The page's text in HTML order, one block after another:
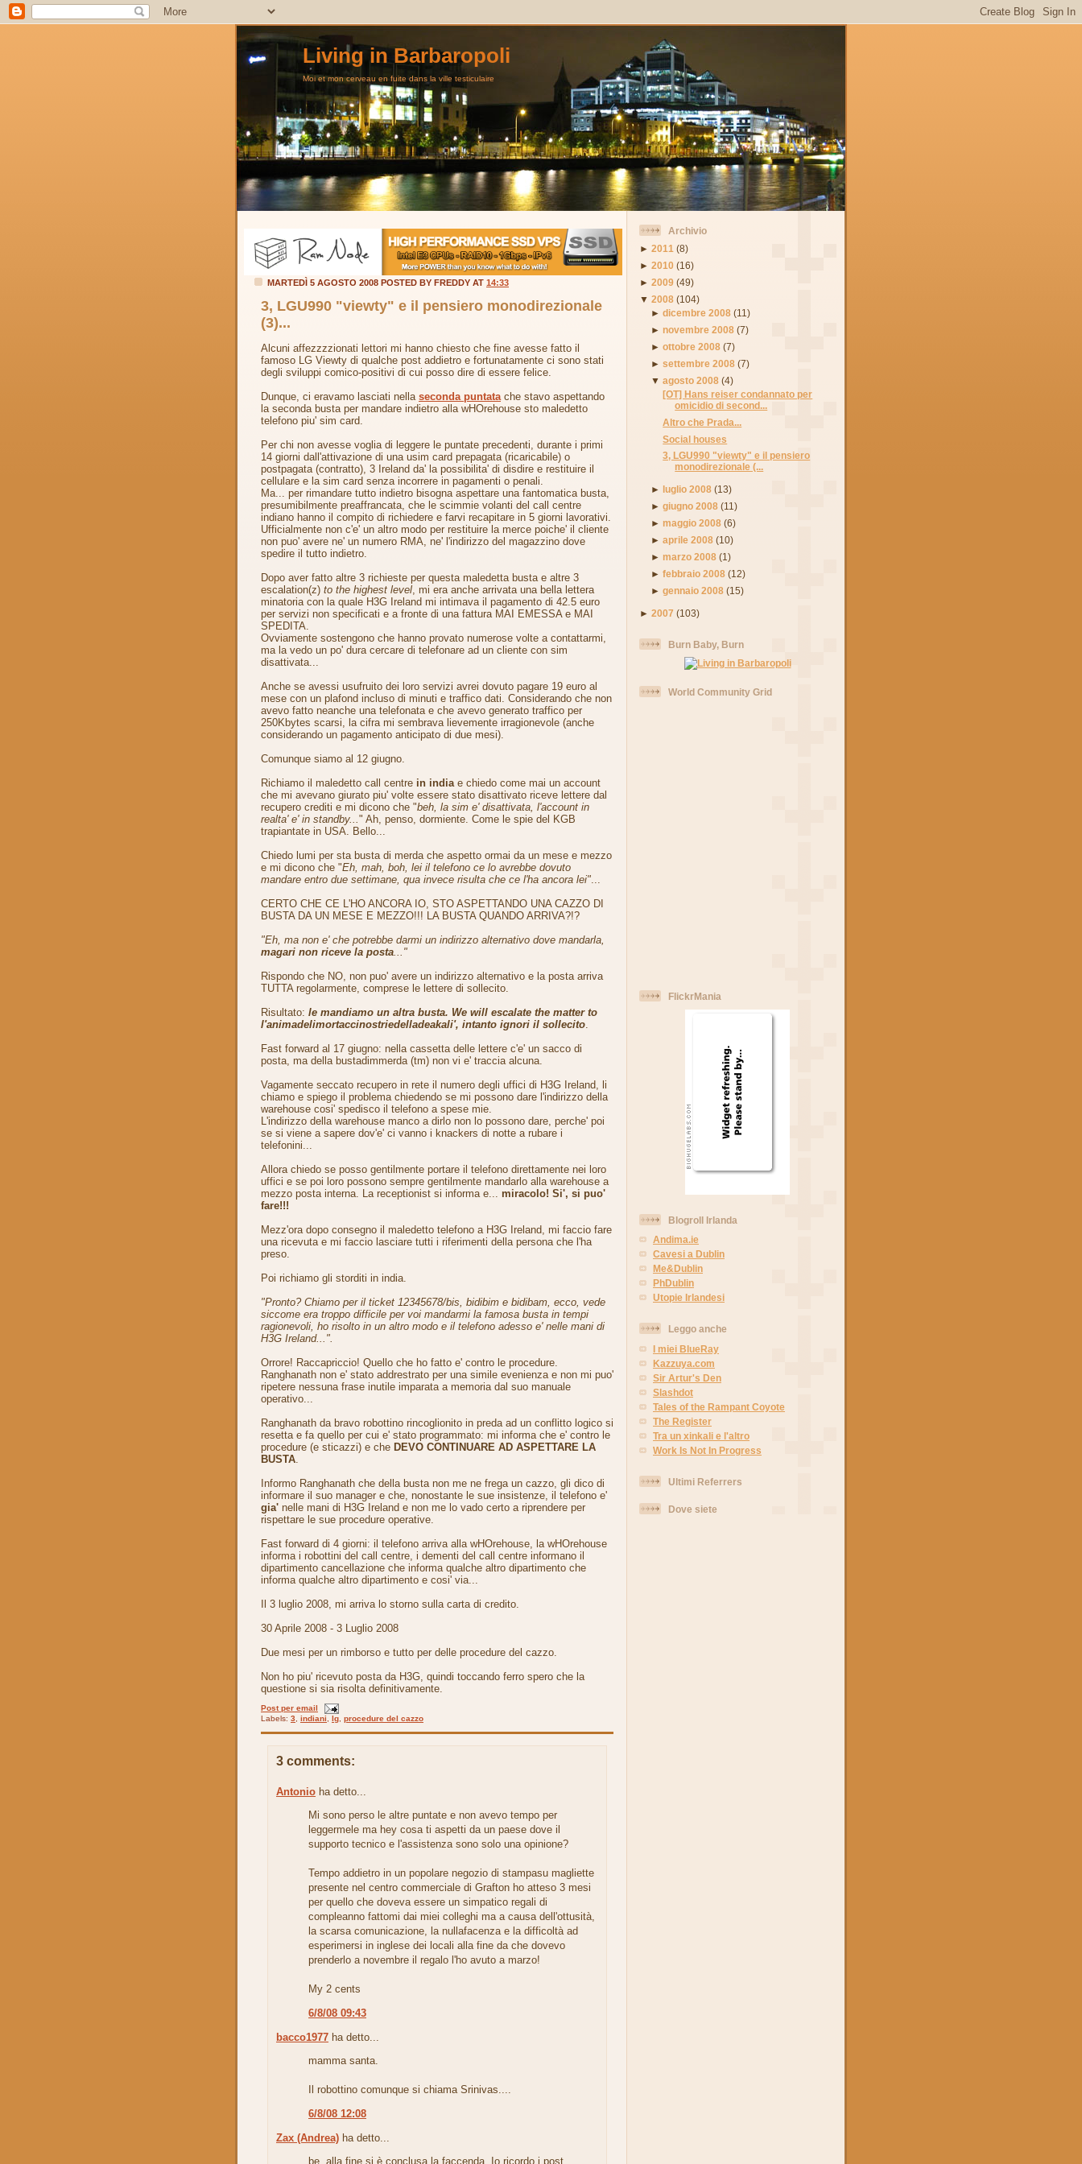
Living in Barbaropoli
Moi et mon cerveau en fuite dans la ville testiculaire
MARTEDÌ 5 AGOSTO 2008 POSTED BY FREDDY AT 14:33
3, LGU990 "viewty" e il pensiero monodirezionale
(3)...
Alcuni affezzzzionati lettori mi hanno chiesto che fine avesse fatto il
famoso LG Viewty di qualche post addietro e fortunatamente ci sono stati
degli sviluppi comico-positivi di cui posso dire di essere felice.
Dunque, ci eravamo lasciati nella seconda puntatache stavo aspettando
la seconda busta per mandare indietro alla wHOrehouse sto maledetto
telefono piu' sim card.
Per chi non avesse voglia di leggere le puntate precedenti, durante i primi
14 giorni dall'attivazione di una usim card prepagata (ricaricabile) o
postpagata (contratto), 3 Ireland da' la possibilita' di disdire e restituire il
cellulare e la sim card senza incorrere in pagamenti o penali.
Ma... per rimandare tutto indietro bisogna aspettare una fantomatica busta,
presumibilmente preaffrancata, che le scimmie volanti del call centre
indiano hanno il compito di richiedere e farvi recapitare in 5 giorni lavorativi.
Ufficialmente non c'e' un altro modo per restituire la merce poiche' il cliente
non puo' avere ne' un numero RMA, ne' l'indirizzo del magazzino dove
spedire il tutto indietro.
Dopo aver fatto altre 3 richieste per questa maledetta busta e altre 3
escalation(z) to the highest level, mi era anche arrivata una bella lettera
minatoria con la quale H3G Ireland mi intimava il pagamento di 42.5 euro
per servizi non specificati e a fronte di una fattura MAI EMESSA e MAI
SPEDITA.
Ovviamente sostengono che hanno provato numerose volte a contattarmi,
ma la vedo un po' dura cercare di telefonare ad un cliente con sim
disattivata...
Anche se avessi usufruito dei loro servizi avrei dovuto pagare 19 euro al
mese con un plafond incluso di minuti e traffico dati. Considerando che non
avevo fatto neanche una telefonata e che avevo generato traffico per
250Kbytes scarsi, la cifra mi sembrava lievemente irragionevole (anche
considerando un pagamento anticipato di due mesi).
Comunque siamo al 12 giugno.
Richiamo il maledetto call centre in indiae chiedo come mai un account
che mi avevano giurato piu' volte essere stato disattivato riceve lettere dal
recupero crediti e mi dicono che "beh, la sim e' disattivata, l'account in
realta' e' in standby..." Ah, penso, dormiente. Come le spie del KGB
trapiantate in USA. Bello...
Chiedo lumi per sta busta di merda che aspetto ormai da un mese e mezzo
e mi dicono che "Eh, mah, boh, lei il telefono ce lo avrebbe dovuto
mandare entro due settimane, qua invece risulta che ce l'ha ancora lei"...
CERTO CHE CE L'HO ANCORA IO, STO ASPETTANDO UNA CAZZO DI
BUSTA DA UN MESE E MEZZO!!! LA BUSTA QUANDO ARRIVA?!?
"Eh, ma non e' che potrebbe darmi un indirizzo alternativo dove mandarla,
magari non riceve la posta..."
Rispondo che NO, non puo' avere un indirizzo alternativo e la posta arriva
TUTTA regolarmente, comprese le lettere di sollecito.
Risultato: le mandiamo un altra busta. We will escalate the matter to
l'animadelimortaccinostriedelladeakali', intanto ignori il sollecito.
Fast forward al 17 giugno: nella cassetta delle lettere c'e' un sacco di
posta, ma della bustadimmerda (tm) non vi e' traccia alcuna.
Vagamente seccato recupero in rete il numero degli uffici di H3G Ireland, li
chiamo e spiego il problema chiedendo se mi possono dare l'indirizzo della
warehouse cosi' spedisco il telefono a spese mie.
L'indirizzo della warehouse manco a dirlo non lo possono dare, perche' poi
se si viene a sapere dov'e' ci vanno i knackers di notte a rubare i
telefonini...
Allora chiedo se posso gentilmente portare il telefono direttamente nei loro
uffici e se poi loro possono sempre gentilmente mandarlo alla warehouse a
mezzo posta interna. La receptionist si informa e... miracolo! Si', si puo'
fare!!!
Mezz'ora dopo consegno il maledetto telefono a H3G Ireland, mi faccio fare
una ricevuta e mi faccio lasciare tutti i riferimenti della persona che l'ha
preso.
Poi richiamo gli storditi in india.
"Pronto? Chiamo per il ticket 12345678/bis, bidibim e bidibam, ecco, vede
siccome era troppo difficile per voi mandarmi la famosa busta in tempi
ragionevoli, ho risolto in un altro modo e il telefono adesso e' nelle mani di
H3G Ireland...".
Orrore! Raccapriccio! Quello che ho fatto e' contro le procedure.
Ranghanath non e' stato addrestrato per una simile evenienza e non mi puo'
ripetere nessuna frase inutile imparata a memoria dal suo manuale
operativo...
Ranghanath da bravo robottino rincoglionito in preda ad un conflitto logico si
resetta e fa quello per cui e' stato programmato: mi informa che e' contro le
procedure (e sticazzi) e che DEVO CONTINUARE AD ASPETTARE LA
BUSTA.
Informo Ranghanath che della busta non me ne frega un cazzo, gli dico di
informare il suo manager e che, nonostante le sue insistenze, il telefono e'
gia' nelle mani di H3G Ireland e non me lo vado certo a riprendere per
rispettare le sue procedure operative.
Fast forward di 4 giorni: il telefono arriva alla wHOrehouse, la wHOrehouse
informa i robottini del call centre, i dementi del call centre informano il
dipartimento cancellazione che informa qualche altro dipartimento che
informa qualche altro dipartimento e cosi' via...
Il 3 luglio 2008, mi arriva lo storno sulla carta di credito.
30 Aprile 2008 - 3 Luglio 2008
Due mesi per un rimborso e tutto per delle procedure del cazzo.
Non ho piu' ricevuto posta da H3G, quindi toccando ferro spero che la
questione si sia risolta definitivamente.
Post per email
Labels: 3 indiani lg procedure del cazzo
3 comments:
Antonio ha detto...
Mi sono perso le altre puntate e non avevo tempo per
leggermele ma hey cosa ti aspetti da un paese dove il
supporto tecnico e l'assistenza sono solo una opinione?
Tempo addietro in un popolare negozio di stampasu magliette
presente nel centro commerciale di Grafton ho atteso 3 mesi
per quello che doveva essere un simpatico regali di
compleanno fattomi dai miei colleghi ma a causa dell'ottusità,
la scarsa comunicazione, la nullafacenza e la difficoltà ad
esperimersi in inglese dei locali alla fine da che dovevo
prenderlo a novembre il regalo l'ho avuto a marzo!
My 2 cents
6/8/08 09:43
bacco1977 ha detto...
mamma santa.
Il robottino comunque si chiama Srinivas....
6/8/08 12:08
Zax (Andrea) ha detto...
be, alla fine si è conclusa la faccenda. Io ricordo i post
Archivio
► 2011 (8)
► 2010 (16)
► 2009 (49)
▼ 2008 (104)
►dicembre 2008 (11)
►novembre 2008 (7)
►ottobre 2008 (7)
►settembre 2008 (7)
▼agosto 2008 (4)
[OT] Hans reiser condannato per
omicidio di second...
Altro che Prada...
Social houses
3, LGU990 "viewty" e il pensiero
monodirezionale (...
► luglio 2008 (13)
►giugno 2008 (11)
►maggio 2008 (6)
►aprile 2008 (10)
►marzo 2008 (1)
►febbraio 2008 (12)
►gennaio 2008 (15)
► 2007 (103)
Burn Baby, Burn
World Community Grid
FlickrMania
Blogroll Irlanda
Andima.ie
Cavesi a Dublin
Me&Dublin
PhDublin
Utopie Irlandesi
Leggo anche
I miei BlueRay
Kazzuya.com
Sir Artur's Den
Slashdot
Tales of the Rampant Coyote
The Register
Tra un xinkali e l'altro
Work Is Not In Progress
Ultimi Referrers
Dove siete